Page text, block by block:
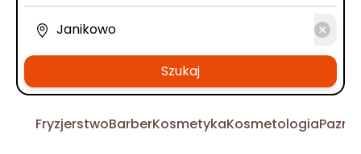
Szukaj
FryzjerstwoBarberKosmetykaKosmetologia